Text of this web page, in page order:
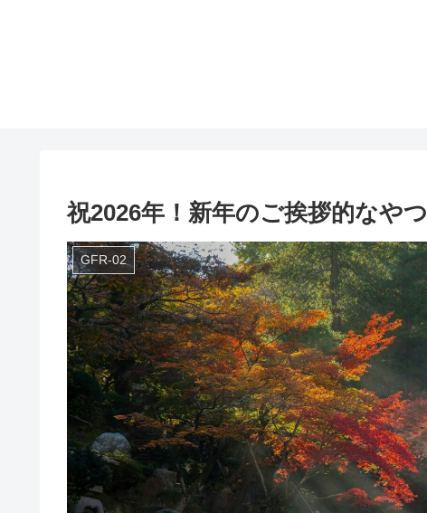
祝2026年！新年のご挨拶的なやつ
GFR-02